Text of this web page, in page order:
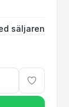
säljaren